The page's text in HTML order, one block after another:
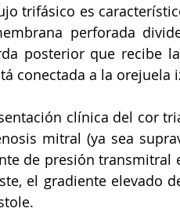
trifásico es
perforada
posterior que recibe
conectada a la
clínica del cor
mitral (ya sea
de presión transmitral
el gradiente elevado